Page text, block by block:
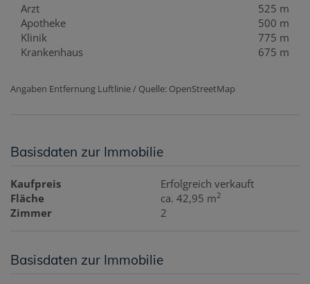
Arzt
525 m
Apotheke
500 m
Klinik
775 m
Krankenhaus
675 m
Angaben Entfernung Luftlinie / Quelle: OpenStreetMap
Basisdaten zur Immobilie
Kaufpreis
Erfolgreich verkauft
Fläche
ca. 42,95 m2
Zimmer 2
Basisdaten zur Immobilie